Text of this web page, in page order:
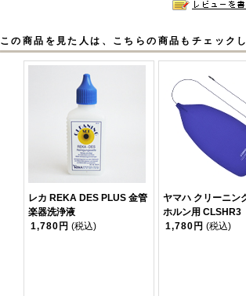
この商品を見た人は、こちらの商品もチェック
レカ REKA DES PLUS 金管
楽器洗浄液
1,780円 (税込)
ヤマハ クリーニン
ホルン用 CLSHR3
1,780円 (税込)